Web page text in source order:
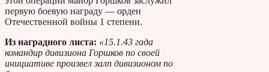
первую боевую награду — орден
Отечественной войны 1 степени.
Из наградного листа: «15.1.43 гада
командир дивизиона Горшков по своей
инициативе произвел залп дивизионом по